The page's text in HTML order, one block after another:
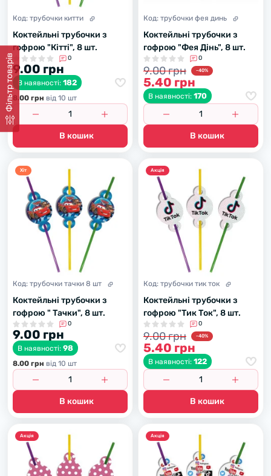
Фiльтр товарiв
Код: трубочки китти
Коктейльні трубочки з
гофрою "Кітті", 8 шт.
0
9.00 грн
В наявності: 182
8.00 грн вiд 10 шт
В кошик
Код: трубочки фея динь
Коктейльні трубочки з
гофрою "Фея Дінь", 8 шт.
0
9.00 грн -40%
5.40 грн
В наявності: 170
В кошик
Хiт
Код: трубочки тачки 8 шт
Коктейльні трубочки з
гофрою " Тачки", 8 шт.
0
9.00 грн
В наявності: 98
8.00 грн вiд 10 шт
В кошик
Акцiя
Код: трубочки тик ток
Коктейльні трубочки з
гофрою "Тик Ток", 8 шт.
0
9.00 грн -40%
5.40 грн
В наявності: 122
В кошик
Акцiя Акцiя